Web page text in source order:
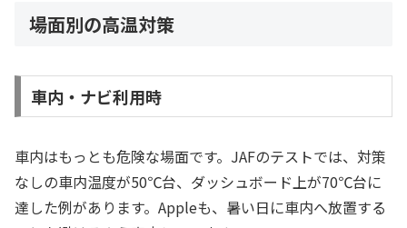
場面別の高温対策
車内・ナビ利用時
車内はもっとも危険な場面です。JAFのテストでは、対策
なしの車内温度が50℃台、ダッシュボード上が70℃台に
達した例があります。Appleも、暑い日に車内へ放置する